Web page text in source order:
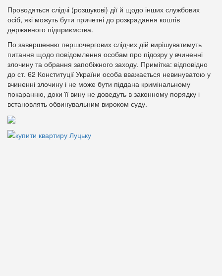
Проводяться слідчі (розшукові) дії й щодо інших службових
осіб, які можуть бути причетні до розкрадання коштів
державного підприємства.
По завершенню першочергових слідчих дій вирішуватимуть
питання щодо повідомлення особам про підозру у вчиненні
злочину та обрання запобіжного заходу. Примітка: відповідно
до ст. 62 Конституції України особа вважається невинуватою у
вчиненні злочину і не може бути піддана кримінальному
покаранню, доки її вину не доведуть в законному порядку і
встановлять обвинувальним вироком суду.